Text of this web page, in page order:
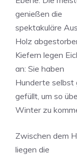
genießen die
spektakuläre
Holz
Kiefern legen
an: Sie haben
Hunderte selbst
gefüllt, um so
Winter zu
Zwischen dem
liegen die